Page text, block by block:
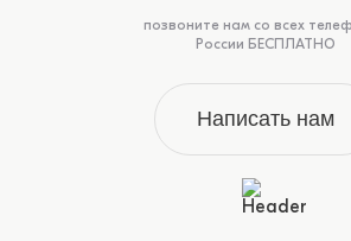
позвоните нам со всех
России БЕСПЛАТНО
Написать нам